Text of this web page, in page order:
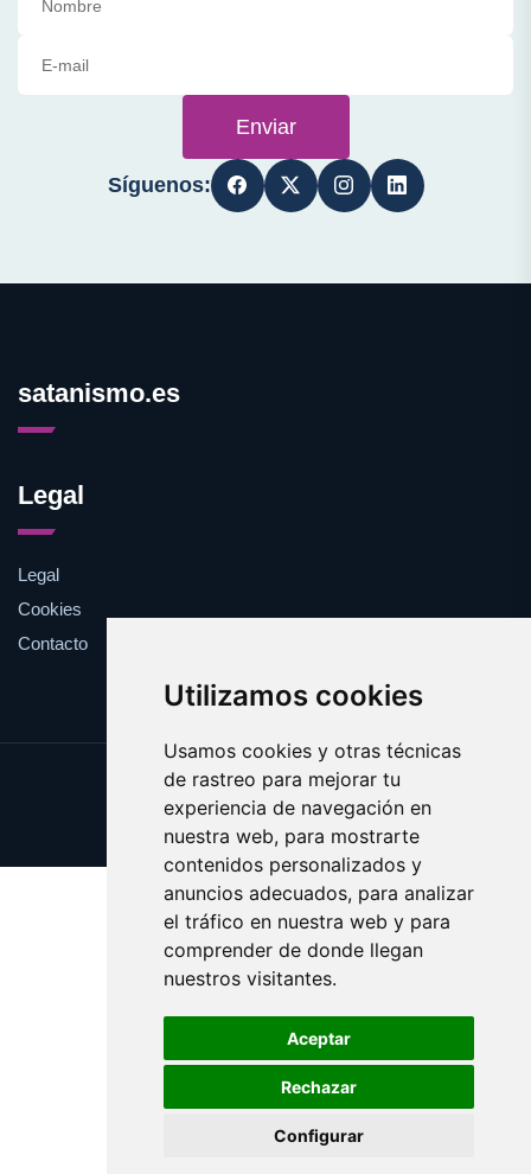
Utilizamos cookies
Usamos cookies y otras técnicas
de rastreo para mejorar tu
experiencia de navegación en
nuestra web, para mostrarte
contenidos personalizados y
anuncios adecuados, para analizar
el tráfico en nuestra web y para
comprender de donde llegan
nuestros visitantes.
Aceptar
Rechazar
Configurar
Enviar
Síguenos:
satanismo.es
Legal
Legal
Cookies
Contacto
Update cookies preferences
Copyright © 2025 satanismo.es